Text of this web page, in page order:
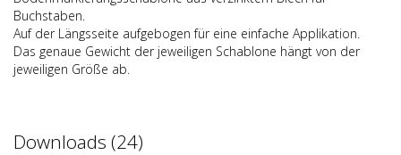
Buchstaben.
Auf der Längsseite aufgebogen für eine einfache Applikation.
Das genaue Gewicht der jeweiligen Schablone hängt von der
jeweiligen Größe ab.
Downloads (24)